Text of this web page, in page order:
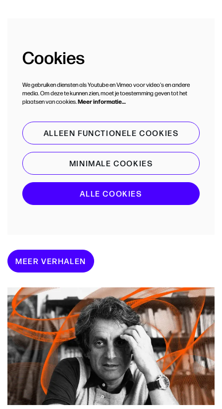
Cookies
We gebruiken diensten als Youtube en Vimeo voor video's en andere
media. Om deze te kunnen zien, moet je toestemming geven tot het
plaatsen van cookies.Meer informatie…
ALLEEN FUNCTIONELE COOKIES
MINIMALE COOKIES
ALLE COOKIES
MEER VERHALEN